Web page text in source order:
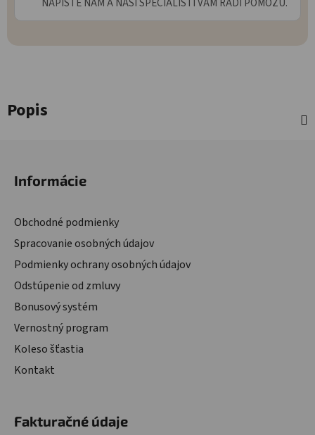
NAPÍŠTE NÁM A NAŠI ŠPECIALISTI VÁM RADI POMÔŽU.
Popis
Informácie
Obchodné podmienky
Spracovanie osobných údajov
Podmienky ochrany osobných údajov
Odstúpenie od zmluvy
Bonusový systém
Vernostný program
Koleso šťastia
Kontakt
Fakturačné údaje